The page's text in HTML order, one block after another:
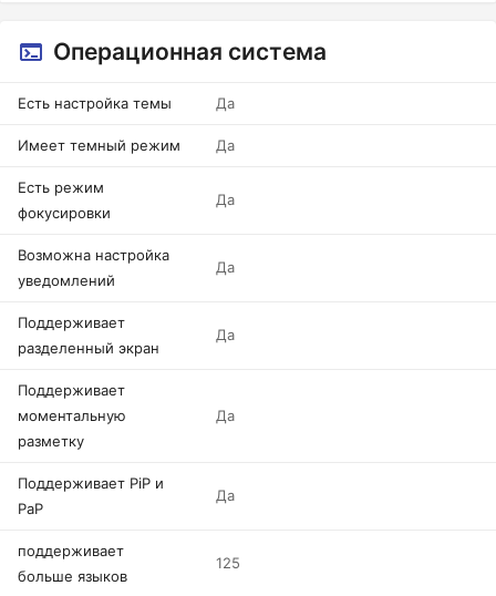
Операционная система
Есть настройка темы Да
Имеет темный режим Да
Есть режим
фокусировки
Да
Возможна настройка
уведомлений
Да
Поддерживает
разделенный экран
Да
Поддерживает
моментальную
разметку
Да
Поддерживает PiP и
PaP
Да
поддерживает
больше языков
125